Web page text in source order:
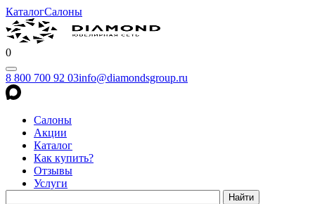
КаталогСалоны
0
8 800 700 92 03info@diamondsgroup.ru
Салоны
Акции
Каталог
Как купить?
Отзывы
Услуги